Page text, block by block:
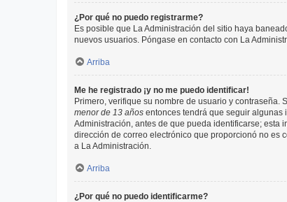
¿Por qué no puedo registrarme?
Es posible que La Administración del sitio haya
nuevos usuarios. Póngase en contacto con La
Arriba
Me he registrado ¡y no me puedo identificar!
Primero, verifique su nombre de usuario y contraseña.
menor de 13 años entonces tendrá que seguir algunas
Administración, antes de que pueda identificarse; esta
dirección de correo electrónico que proporcionó no es
a La Administración.
Arriba
¿Por qué no puedo identificarme?